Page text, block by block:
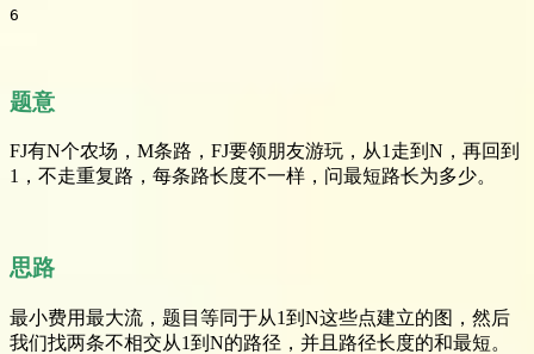
6
题意
FJ有N个农场，M条路，FJ要领朋友游玩，从1走到N，再回到
1，不走重复路，每条路长度不一样，问最短路长为多少。
思路
最小费用最大流，题目等同于从1到N这些点建立的图，然后
我们找两条不相交从1到N的路径，并且路径长度的和最短。